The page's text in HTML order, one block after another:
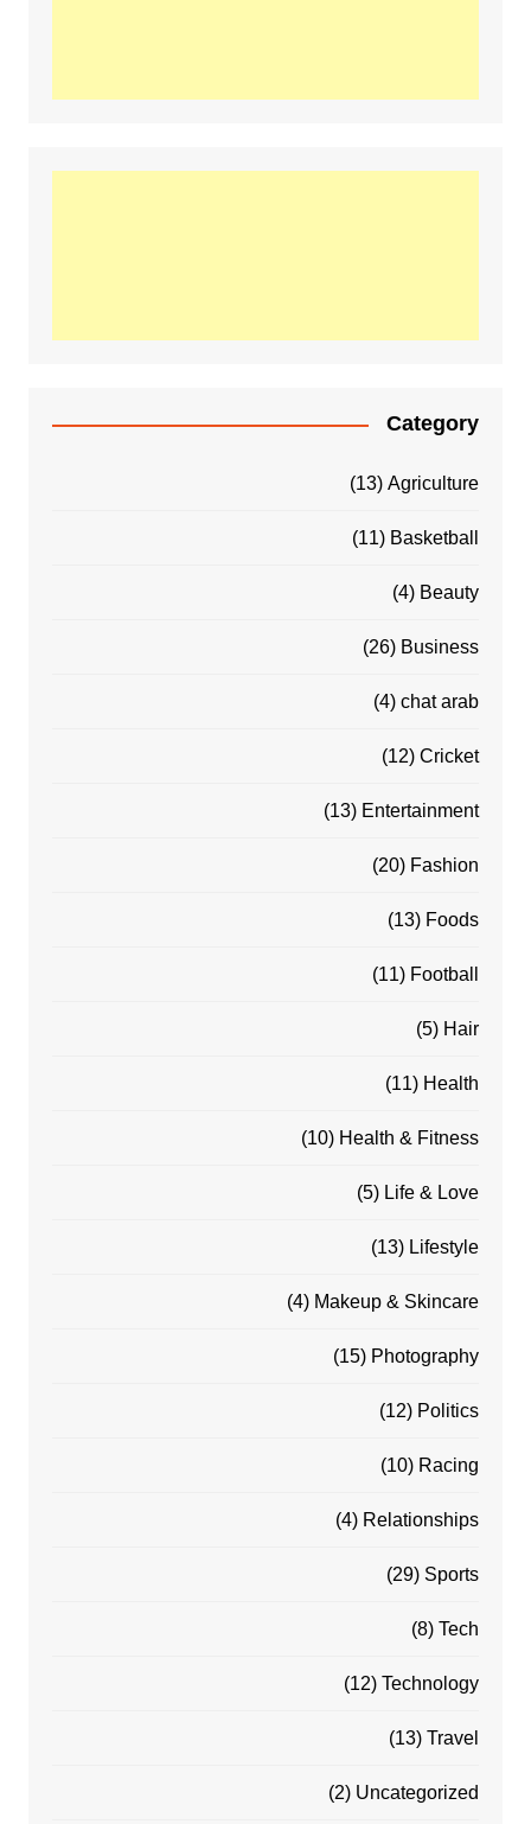
Category
Agriculture
(13)
Basketball
(11)
Beauty
(4)
Business
(26)
chat arab
(4)
Cricket
(12)
Entertainment
(13)
Fashion
(20)
Foods
(13)
Football
(11)
Hair
(5)
Health
(11)
Health & Fitness
(10)
Life & Love
(5)
Lifestyle
(13)
Makeup & Skincare
(4)
Photography
(15)
Politics
(12)
Racing
(10)
Relationships
(4)
Sports
(29)
Tech
(8)
Technology
(12)
Travel
(13)
Uncategorized
(2)